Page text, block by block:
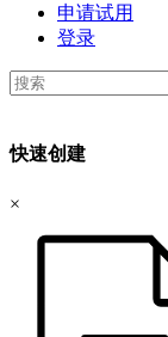
申请试用
登录
快速创建
×